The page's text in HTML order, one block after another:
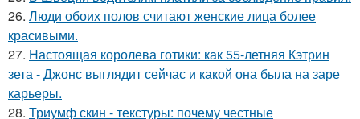
26. Люди обоих полов считают женские лица более
красивыми.
27. Настоящая королева готики: как 55-летняя Кэтрин
зета - Джонс выглядит сейчас и какой она была на заре
карьеры.
28. Триумф скин - текстуры: почему честные